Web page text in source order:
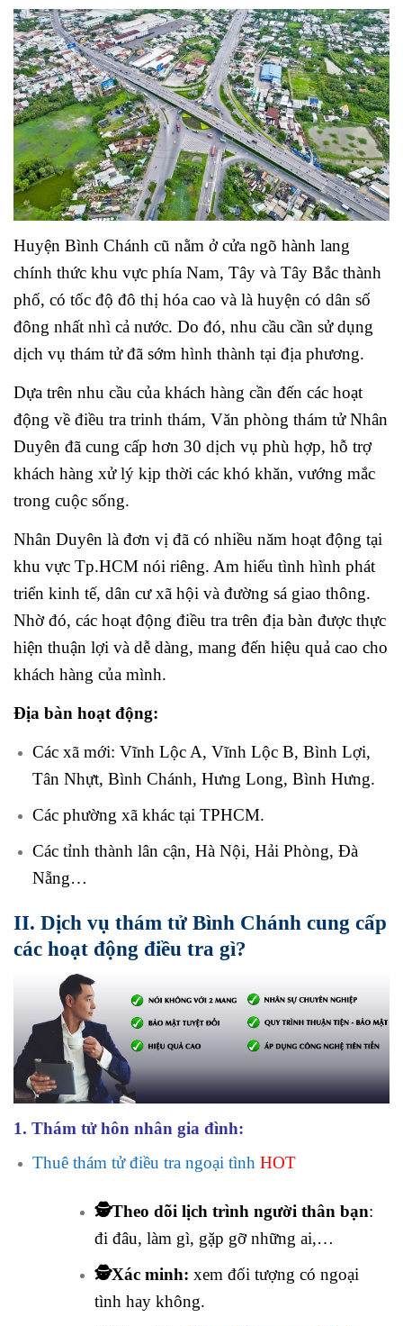
Huyện Bình Chánh cũ nằm ở cửa ngõ hành lang
chính thức khu vực phía Nam, Tây và Tây Bắc thành
phố, có tốc độ đô thị hóa cao và là huyện có dân số
đông nhất nhì cả nước. Do đó, nhu cầu cần sử dụng
dịch vụ thám tử đã sớm hình thành tại địa phương.
Dựa trên nhu cầu của khách hàng cần đến các hoạt
động về điều tra trinh thám, Văn phòng thám tử Nhân
Duyên đã cung cấp hơn 30 dịch vụ phù hợp, hỗ trợ
khách hàng xử lý kịp thời các khó khăn, vướng mắc
trong cuộc sống.
Nhân Duyên là đơn vị đã có nhiều năm hoạt động tại
khu vực Tp.HCM nói riêng. Am hiểu tình hình phát
triển kinh tế, dân cư xã hội và đường sá giao thông.
Nhờ đó, các hoạt động điều tra trên địa bàn được thực
hiện thuận lợi và dễ dàng, mang đến hiệu quả cao cho
khách hàng của mình.
Địa bàn hoạt động:
Các xã mới: Vĩnh Lộc A, Vĩnh Lộc B, Bình Lợi,
Tân Nhựt, Bình Chánh, Hưng Long, Bình Hưng.
Các phường xã khác tại TPHCM.
Các tỉnh thành lân cận, Hà Nội, Hải Phòng, Đà
Nẵng…
II. Dịch vụ thám tử Bình Chánh cung cấp
các hoạt động điều tra gì?
1. Thám tử hôn nhân gia đình:
Thuê thám tử điều tra ngoại tình HOT
🕵️Theo dõi lịch trình người thân bạn:
đi đâu, làm gì, gặp gỡ những ai,…
🕵️Xác minh: xem đối tượng có ngoại
tình hay không.